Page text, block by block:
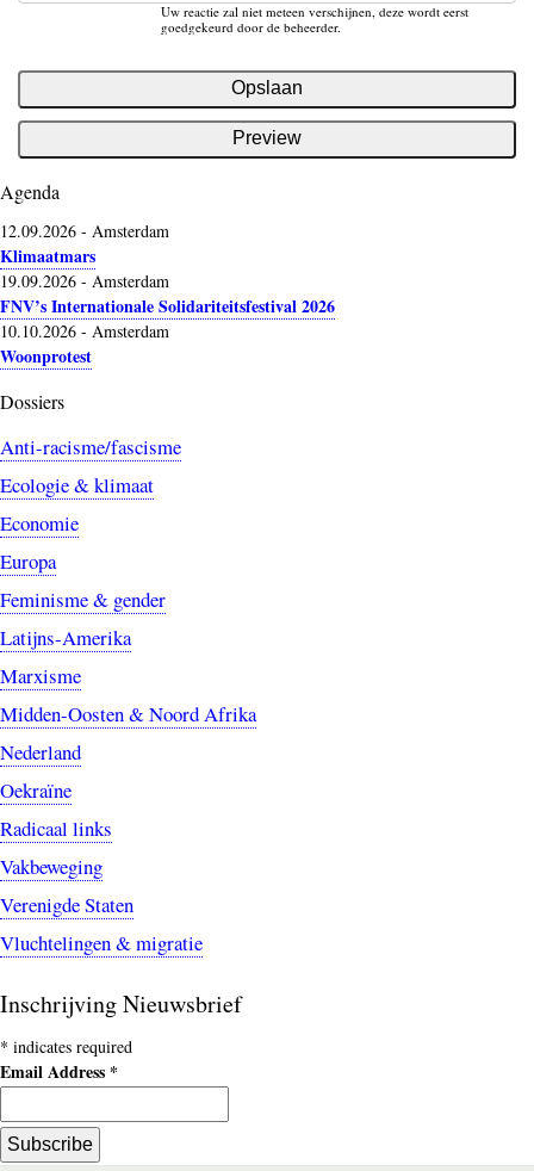
Uw reactie zal niet meteen verschijnen, deze wordt eerst
goedgekeurd door de beheerder.
Agenda
12.09.2026 - Amsterdam
Klimaatmars
19.09.2026 - Amsterdam
FNV’s Internationale Solidariteitsfestival 2026
10.10.2026 - Amsterdam
Woonprotest
Dossiers
Anti-racisme/fascisme
Ecologie & klimaat
Economie
Europa
Feminisme & gender
Latijns-Amerika
Marxisme
Midden-Oosten & Noord Afrika
Nederland
Oekraïne
Radicaal links
Vakbeweging
Verenigde Staten
Vluchtelingen & migratie
Inschrijving Nieuwsbrief
* indicates required
Email Address *